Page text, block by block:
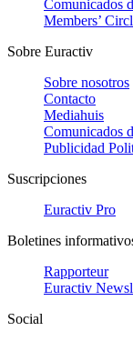
Comunicados
Members’
Sobre Euractiv
Sobre nosotros
Contacto
Mediahuis
Comunicados
Publicidad
Suscripciones
Euractiv Pro
Boletines
Rapporteur
Euractiv
Social